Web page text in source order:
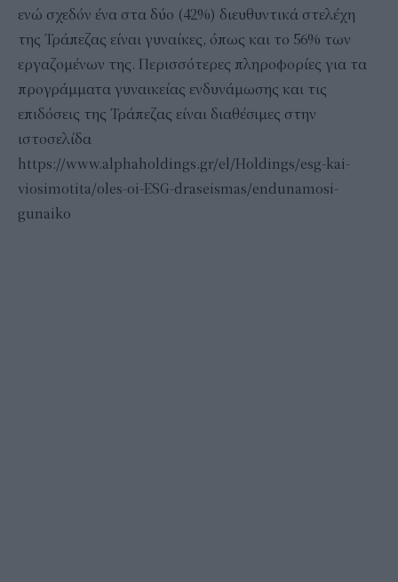
ενώ σχεδόν ένα στα δύο (42%) διευθυντικά στελέχη
της Τράπεζας είναι γυναίκες, όπως και το 56% των
εργαζομένων της. Περισσότερες πληροφορίες για τα
προγράμματα γυναικείας ενδυνάμωσης και τις
επιδόσεις της Τράπεζας είναι διαθέσιμες στην
ιστοσελίδα
https://www.alphaholdings.gr/el/Holdings/esg-kai-
viosimotita/oles-oi-ESG-draseismas/endunamosi-
gunaiko